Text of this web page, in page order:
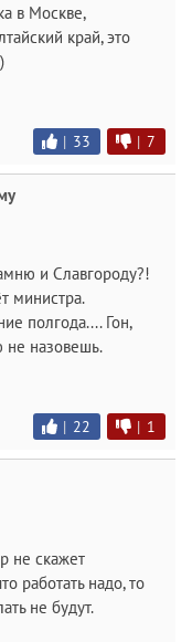
в Москве,
край, это
| 33 | 7
и Славгороду?!
министра.
полгода.... Гон,
не назовешь.
| 22 | 1
не скажет
работать надо, то
не будут.